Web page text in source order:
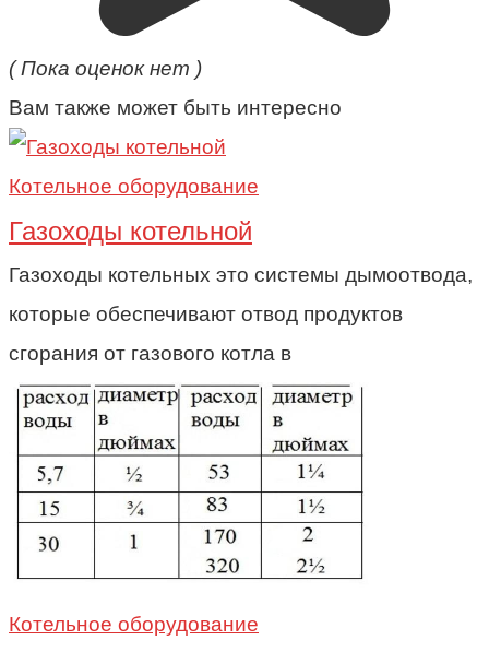
( Пока оценок нет )
Вам также может быть интересно
Котельное оборудование
Газоходы котельной
Газоходы котельных это системы дымоотвода,
которые обеспечивают отвод продуктов
сгорания от газового котла в
Котельное оборудование